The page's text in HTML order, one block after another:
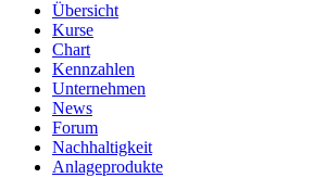
Übersicht
Kurse
Chart
Kennzahlen
Unternehmen
News
Forum
Nachhaltigkeit
Anlageprodukte